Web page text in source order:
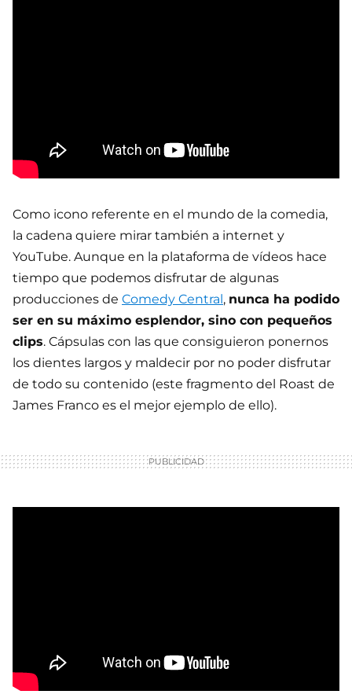
Como icono referente en el mundo de la comedia,
la cadena quiere mirar también a internet y
YouTube. Aunque en la plataforma de vídeos hace
tiempo que podemos disfrutar de algunas
producciones de Comedy Central , nunca ha podido
ser en su máximo esplendor, sino con pequeños
clips. Cápsulas con las que consiguieron ponernos
los dientes largos y maldecir por no poder disfrutar
de todo su contenido (este fragmento del Roast de
James Franco es el mejor ejemplo de ello).